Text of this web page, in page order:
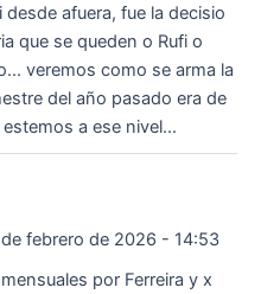
afuera, fue la decisio
que se queden o Rufi o
veremos como se arma la
del año pasado era de
a ese nivel...
de febrero de 2026 - 14:53
por Ferreira y x